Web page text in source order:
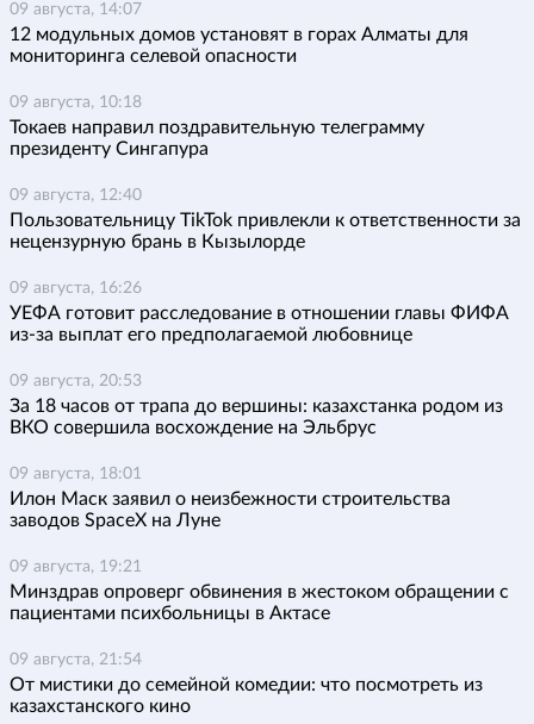
09 августа, 14:07
12 модульных домов установят в горах Алматы для
мониторинга селевой опасности
09 августа, 10:18
Токаев направил поздравительную телеграмму
президенту Сингапура
09 августа, 12:40
Пользовательницу TikTok привлекли к ответственности за
нецензурную брань в Кызылорде
09 августа, 16:26
УЕФА готовит расследование в отношении главы ФИФА
из-за выплат его предполагаемой любовнице
09 августа, 20:53
За 18 часов от трапа до вершины: казахстанка родом из
ВКО совершила восхождение на Эльбрус
09 августа, 18:01
Илон Маск заявил о неизбежности строительства
заводов SpaceX на Луне
09 августа, 19:21
Минздрав опроверг обвинения в жестоком обращении с
пациентами психбольницы в Актасе
09 августа, 21:54
От мистики до семейной комедии: что посмотреть из
казахстанского кино